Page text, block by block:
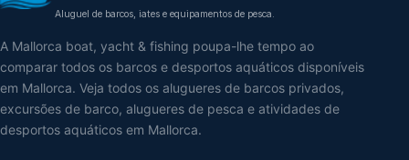
Aluguel de barcos, iates e equipamentos de pesca.
A Mallorca boat, yacht & fishing poupa-lhe tempo ao
comparar todos os barcos e desportos aquáticos disponíveis
em Mallorca. Veja todos os alugueres de barcos privados,
excursões de barco, alugueres de pesca e atividades de
desportos aquáticos em Mallorca.